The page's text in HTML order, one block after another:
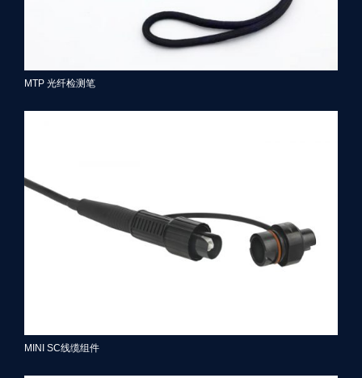
MTP 光纤检测笔
MINI SC线缆组件